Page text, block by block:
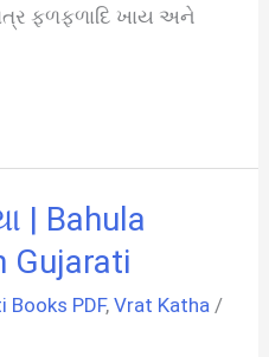
ફળફળાદિ ખાય અને
| Bahula
Gujarati
Books PDF,Vrat Katha /